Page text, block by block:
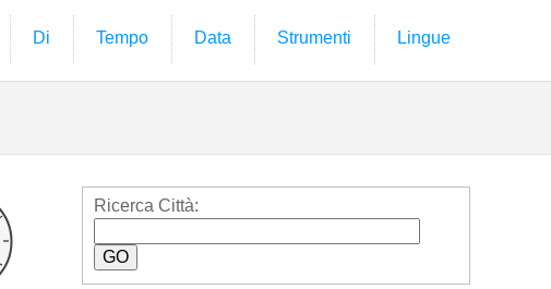
Di Tempo Data Strumenti Lingue
Ricerca Città: